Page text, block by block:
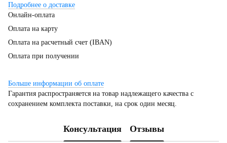
Подробнее о доставке
Онлайн-оплата
Оплата на карту
Оплата на расчетный счет (IBAN)
Оплата при получении
Больше информации об оплате
Гарантия распространяется на товар надлежащего качества с
сохранением комплекта поставки, на срок один месяц.
Консультация Отзывы